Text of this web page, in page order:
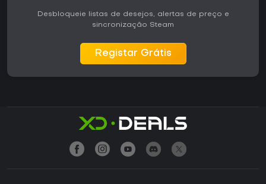
Desbloqueie listas de desejos, alertas de preço e
sincronização Steam
Registar Grátis